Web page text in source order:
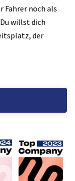
Fahrer noch als
willst dich
der